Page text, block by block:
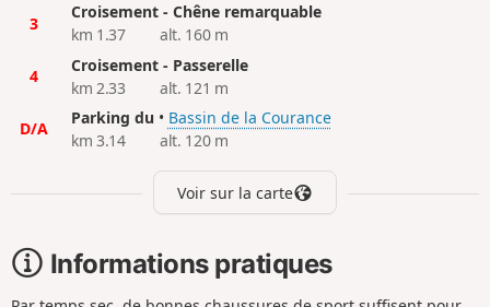
3
Croisement - Chêne remarquable
km 1.37
alt. 160 m
4
Croisement - Passerelle
km 2.33
alt. 121 m
D/A
Parking du • Bassin de la Courance
km 3.14
alt. 120 m
Voir sur la carte
Informations pratiques